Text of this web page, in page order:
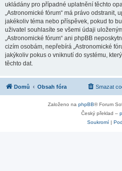
ukládány pro případné uplatnění těchto
„Astronomické fórum“ má právo odstranit,
jakékoliv téma nebo příspěvek, pokud to
uživatel souhlasíte se všemi údaji
„Astronomické fórum“ ani phpBB
cizím osobám, nepřebírá „Astronomické
jakýkoliv pokus o vniknutí do systému,
těchto dat.
Domů Obsah fóra Smazat
Založeno na phpBB® Forum
Český překlad –
Soukromí|